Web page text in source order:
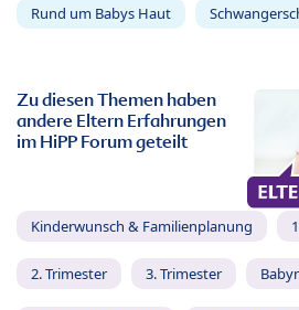
Rund um Babys Haut
Zu diesen Themen haben
andere Eltern Erfahrungen
im HiPP Forum geteilt
Kinderwunsch & Familienplanung
2. Trimester 3. Trimester